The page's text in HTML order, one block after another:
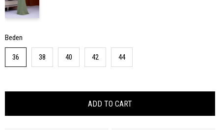
Beden
36 38 40 42 44